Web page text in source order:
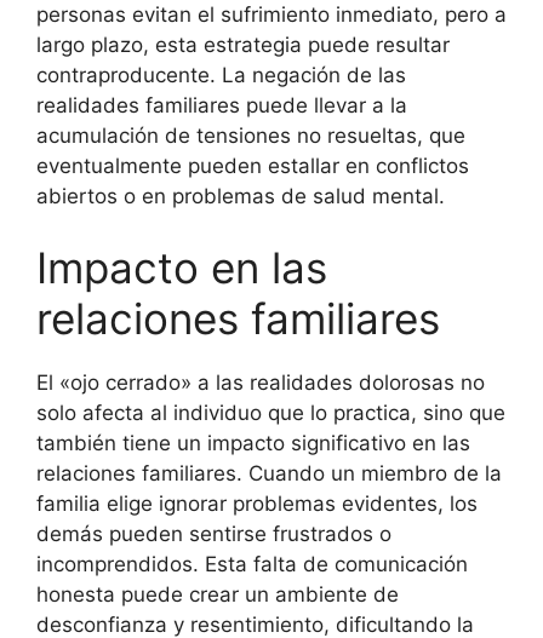
personas evitan el sufrimiento inmediato, pero a
largo plazo, esta estrategia puede resultar
contraproducente. La negación de las
realidades familiares puede llevar a la
acumulación de tensiones no resueltas, que
eventualmente pueden estallar en conflictos
abiertos o en problemas de salud mental.
Impacto en las
relaciones familiares
El «ojo cerrado» a las realidades dolorosas no
solo afecta al individuo que lo practica, sino que
también tiene un impacto significativo en las
relaciones familiares. Cuando un miembro de la
familia elige ignorar problemas evidentes, los
demás pueden sentirse frustrados o
incomprendidos. Esta falta de comunicación
honesta puede crear un ambiente de
desconfianza y resentimiento, dificultando la